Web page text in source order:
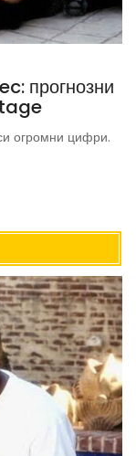
прогнозни
огромни цифри.